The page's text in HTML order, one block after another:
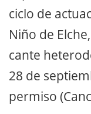
ciclo de
Niño de
cante
28 de
permiso